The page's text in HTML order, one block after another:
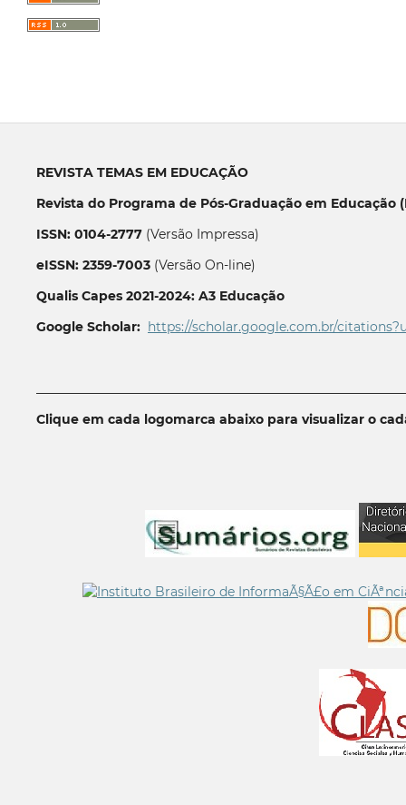
REVISTA TEMAS EM EDUCAÇÃO
Revista do Programa de Pós-Graduação em Educação
ISSN: 0104-2777(Versão Impressa)
eISSN: 2359-7003(Versão On-line)
Qualis Capes 2021-2024: A3 Educação
Google Scholar: https://scholar.google.com.br/
Clique em cada logomarca abaixo para visualizar o